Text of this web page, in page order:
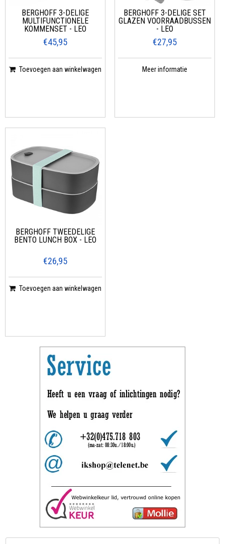
BERGHOFF 3-DELIGE
MULTIFUNCTIONELE
KOMMENSET - LEO
€45,95
Toevoegen aan winkelwagen
BERGHOFF 3-DELIGE SET
GLAZEN VOORRAADBUSSEN
- LEO
€27,95
Meer informatie
BERGHOFF TWEEDELIGE
BENTO LUNCH BOX - LEO
€26,95
Toevoegen aan winkelwagen